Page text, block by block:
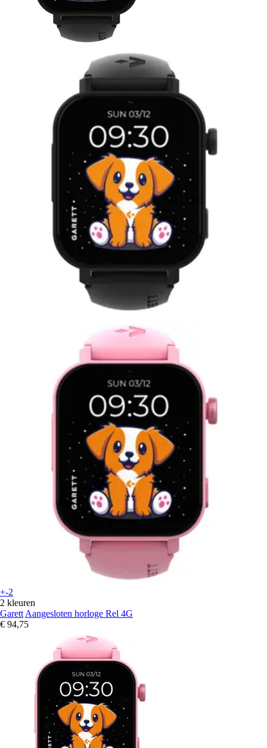
+-2
2 kleuren
Garett Aangesloten horloge Rel 4G
€ 94,75